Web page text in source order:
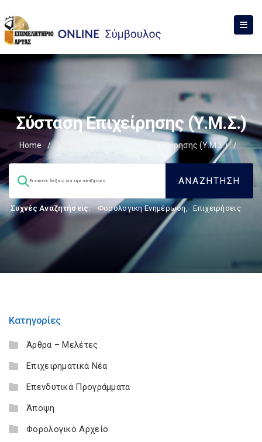
Σύσταση Επιχείρησης (Υ.Μ.Σ.)
Home / Σύσταση Επιχείρησης (Υ.Μ.Σ.) /
Συχνές Αναζητήσεις: Φορολογικη Ενημέρωση, Επιχειρήσεις
Κατηγορίες
Άρθρα – Μελέτες
Επιχειρηματικά Νέα
Επενδυτικά Προγράμματα
Άποψη
Φορολογικό Αρχείο